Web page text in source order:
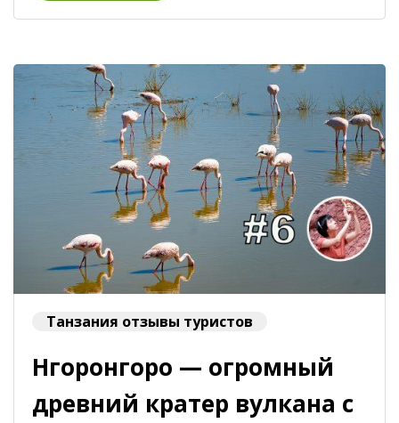
Танзания отзывы туристов
Нгоронгоро — огромный
древний кратер вулкана с